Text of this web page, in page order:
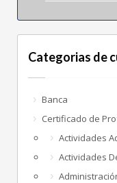
Categorias de
Banca
Certificado de
Actividades
Actividades